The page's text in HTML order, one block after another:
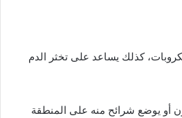
كذلك يساعد على تخثر الدم
أو يوضع شرائح منه على المنطقة